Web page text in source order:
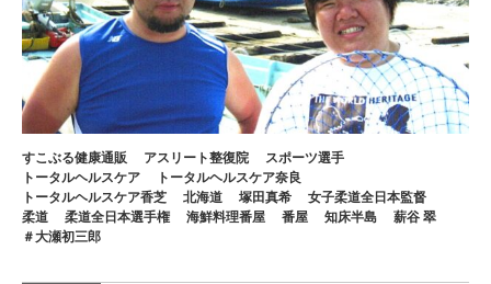
すこぶる健康通販 アスリート整復院
スポーツ選手
トータルヘルスケア
トータルヘルスケア奈良
トータルヘルスケア香芝
北海道 塚田真希
女子柔道全日本監督
柔道
柔道全日本選手権 海鮮料理番屋 番屋 知床半島
薪谷 翠
＃大瀬初三郎